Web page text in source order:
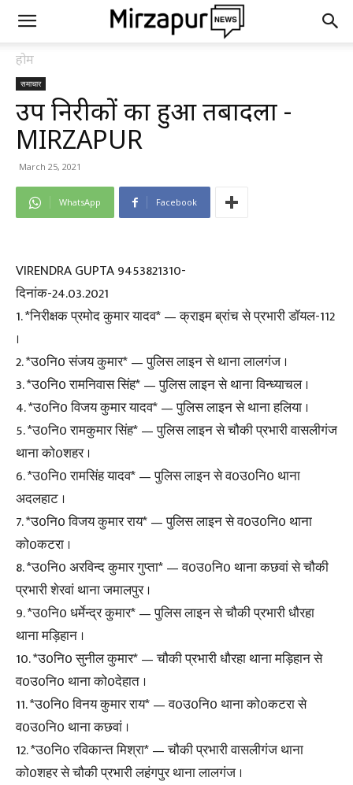
होम
समाचार
उप निरीक्षकों का हुआ तबादला -
MIRZAPUR
March 25, 2021
WhatsApp Facebook
VIRENDRA GUPTA 9453821310-
दिनांक-24.03.2021
1. *निरीक्षक प्रमोद कुमार यादव* — क्राइम ब्रांच से प्रभारी डॉयल-112
।
2. *उ0नि0 संजय कुमार* — पुलिस लाइन से थाना लालगंज ।
3. *उ0नि0 रामनिवास सिंह* — पुलिस लाइन से थाना विन्ध्याचल ।
4. *उ0नि0 विजय कुमार यादव* — पुलिस लाइन से थाना हलिया ।
5. *उ0नि0 रामकुमार सिंह* — पुलिस लाइन से चौकी प्रभारी वासलीगंज
थाना को0शहर ।
6. *उ0नि0 रामसिंह यादव* — पुलिस लाइन से व0उ0नि0 थाना
अदलहाट ।
7. *उ0नि0 विजय कुमार राय* — पुलिस लाइन से व0उ0नि0 थाना
को0कटरा ।
8. *उ0नि0 अरविन्द कुमार गुप्ता* — व0उ0नि0 थाना कछवां से चौकी
प्रभारी शेरवां थाना जमालपुर ।
9. *उ0नि0 धर्मेन्द्र कुमार* — पुलिस लाइन से चौकी प्रभारी धौरहा
थाना मड़िहान ।
10. *उ0नि0 सुनील कुमार* — चौकी प्रभारी धौरहा थाना मड़िहान से
व0उ0नि0 थाना को0देहात ।
11. *उ0नि0 विनय कुमार राय* — व0उ0नि0 थाना को0कटरा से
व0उ0नि0 थाना कछवां ।
12. *उ0नि0 रविकान्त मिश्रा* — चौकी प्रभारी वासलीगंज थाना
को0शहर से चौकी प्रभारी लहंगपुर थाना लालगंज ।